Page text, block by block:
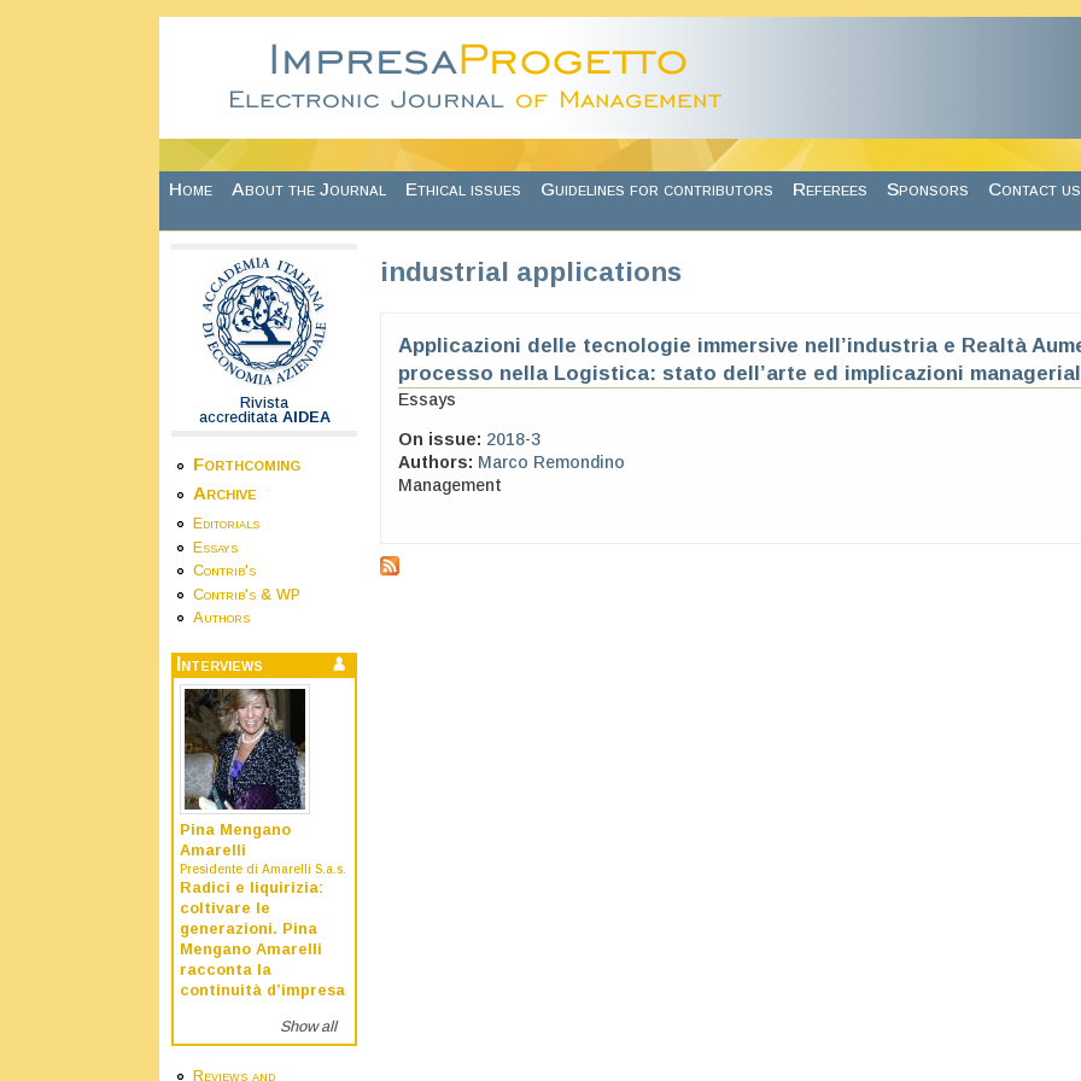
Home About the Journal Ethical issues Guidelines for contributors Referees Sponsors Contact us
Rivista
accreditata AIDEA
Forthcoming
Archive
Editorials
Essays
Contrib's
Contrib's & WP
Authors
Interviews
Pina Mengano
Amarelli
Presidente di Amarelli S.a.s.
Radici e liquirizia:
coltivare le
generazioni. Pina
Mengano Amarelli
racconta la
continuità d’impresa
Show all
Reviews and
industrial applications
Applicazioni delle tecnologie immersive nell’industria e Realtà
processo nella Logistica: stato dell’arte ed implicazioni
Essays
On issue: 2018-3
Authors: Marco Remondino
Management